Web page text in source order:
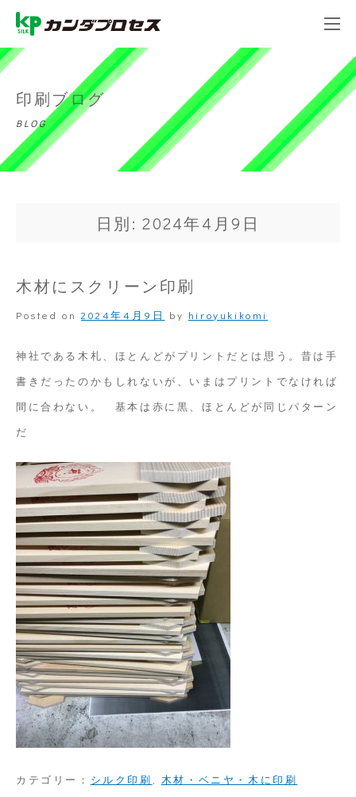
印刷ブログ
BLOG
日別: 2024年4月9日
木材にスクリーン印刷
Posted on 2024年4月9日 by hiroyukikomi
神社である木札、ほとんどがプリントだとは思う。昔は手
書きだったのかもしれないが、いまはプリントでなければ
間に合わない。 基本は赤に黒、ほとんどが同じパターン
だ
カテゴリー： シルク印刷
木材・ベニヤ・木に印刷